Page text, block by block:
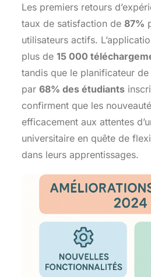
Les premiers retours
taux de satisfaction de 87%
utilisateurs actifs.
plus de 15 000
tandis que le planificateur
par 68% des étudiants
confirment que les
efficacement aux attentes
universitaire en quête de
dans leurs apprentissages.